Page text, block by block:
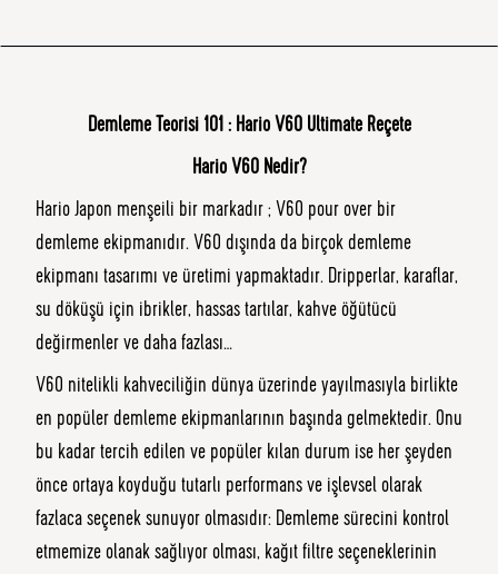
Demleme Teorisi 101 : Hario V60 Ultimate Reçete
Hario V60 Nedir?
Hario Japon menşeili bir markadır ; V60 pour over bir
demleme ekipmanıdır. V60 dışında da birçok demleme
ekipmanı tasarımı ve üretimi yapmaktadır. Dripperlar, karaflar,
su döküşü için ibrikler, hassas tartılar, kahve öğütücü
değirmenler ve daha fazlası…
V60 nitelikli kahveciliğin dünya üzerinde yayılmasıyla birlikte
en popüler demleme ekipmanlarının başında gelmektedir. Onu
bu kadar tercih edilen ve popüler kılan durum ise her şeyden
önce ortaya koyduğu tutarlı performans ve işlevsel olarak
fazlaca seçenek sunuyor olmasıdır: Demleme sürecini kontrol
etmemize olanak sağlıyor olması, kağıt filtre seçeneklerinin